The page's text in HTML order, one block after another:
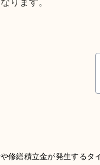
ります。
修繕積立金が発生するタ